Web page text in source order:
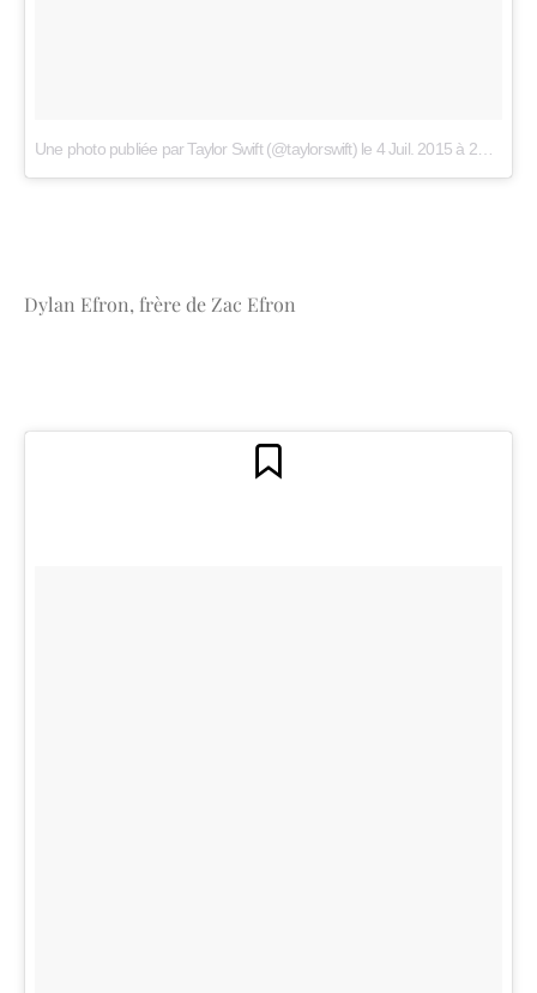
Une photo publiée par Taylor Swift (@taylorswift)le 4 Juil. 2015 à 20h12 PDT
Dylan Efron, frère de Zac Efron